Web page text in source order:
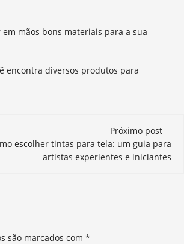
mãos bons materiais para a sua
encontra diversos produtos para
Próximo post
escolher tintas para tela: um guia para
artistas experientes e iniciantes
são marcados com *